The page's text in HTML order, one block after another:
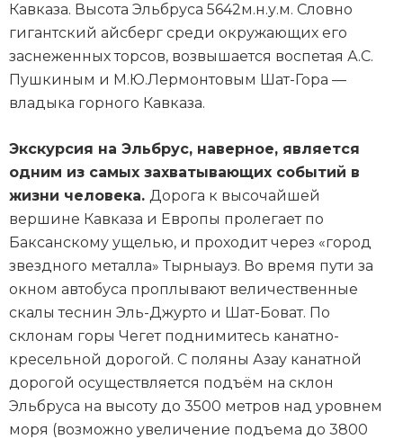
Кавказа. Высота Эльбруса 5642м.н.у.м. Словно
гигантский айсберг среди окружающих его
заснеженных торсов, возвышается воспетая А.С.
Пушкиным и М.Ю.Лермонтовым Шат-Гора —
владыка горного Кавказа.
Экскурсия на Эльбрус, наверное, является
одним из самых захватывающих событий в
жизни человека. Дорога к высочайшей
вершине Кавказа и Европы пролегает по
Баксанскому ущелью, и проходит через «город
звездного металла» Тырныауз. Во время пути за
окном автобуса проплывают величественные
скалы теснин Эль-Джурто и Шат-Боват. По
склонам горы Чегет поднимитесь канатно-
кресельной дорогой. С поляны Азау канатной
дорогой осуществляется подъём на склон
Эльбруса на высоту до 3500 метров над уровнем
моря (возможно увеличение подъема до 3800